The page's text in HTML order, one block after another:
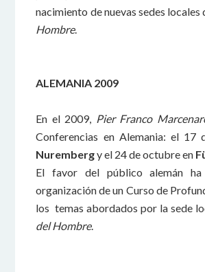
nacimiento de nuevas sedes locales
Hombre.
ALEMANIA 2009
En el 2009, Pier Franco
Conferencias en Alemania: el 17
Nurembergy el 24 de octubre en
El favor del público alemán
organización de un Curso de
los temas abordados por la sede
del Hombre.